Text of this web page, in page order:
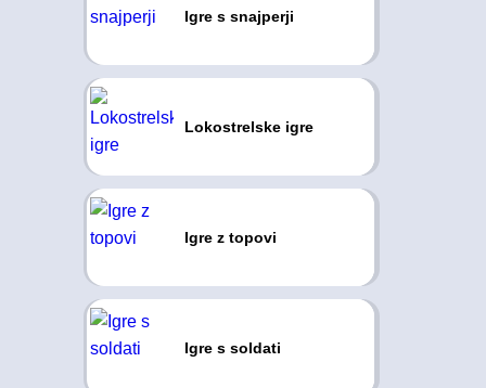
Igre s snajperji
Lokostrelske igre
Igre z topovi
Igre s soldati